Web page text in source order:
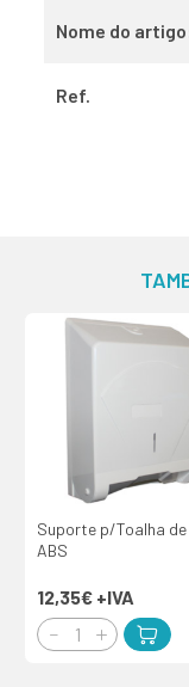
Nome do
Ref.
Suporte p/Toalha de
ABS
12,35€ +IVA